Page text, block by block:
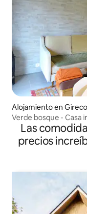
Alojamiento en
Verde bosque - Casa
Las
precios